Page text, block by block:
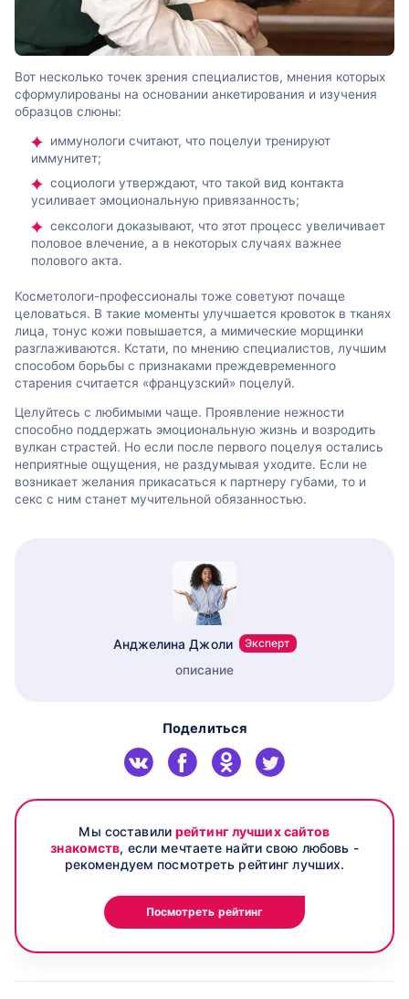
Вот несколько точек зрения специалистов, мнения которых
сформулированы на основании анкетирования и изучения
образцов слюны:
иммунологи считают, что поцелуи тренируют
иммунитет;
социологи утверждают, что такой вид контакта
усиливает эмоциональную привязанность;
сексологи доказывают, что этот процесс увеличивает
половое влечение, а в некоторых случаях важнее
полового акта.
Косметологи-профессионалы тоже советуют почаще
целоваться. В такие моменты улучшается кровоток в тканях
лица, тонус кожи повышается, а мимические морщинки
разглаживаются. Кстати, по мнению специалистов, лучшим
способом борьбы с признаками преждевременного
старения считается «французский» поцелуй.
Целуйтесь с любимыми чаще. Проявление нежности
способно поддержать эмоциональную жизнь и возродить
вулкан страстей. Но если после первого поцелуя остались
неприятные ощущения, не раздумывая уходите. Если не
возникает желания прикасаться к партнеру губами, то и
секс с ним станет мучительной обязанностью.
Анджелина Джоли Эксперт
описание
Поделиться
Мы составилирейтинг лучших сайтов
знакомств, если мечтаете найти свою любовь -
рекомендуем посмотреть рейтинг лучших.
Посмотреть рейтинг